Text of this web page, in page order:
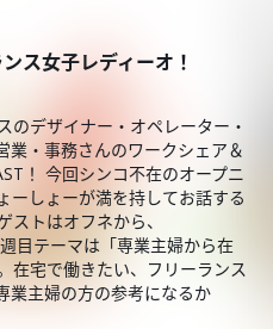
ス女子レディーオ！
のデザイナー・オペレーター・
業・事務さんのワークシェア＆
！ 今回シンコ不在のオープニ
ーしょーが満を持してお話する
ストはオフネから、
目テーマは「専業主婦から在
在宅で働きたい、フリーランス
業主婦の方の参考になるか